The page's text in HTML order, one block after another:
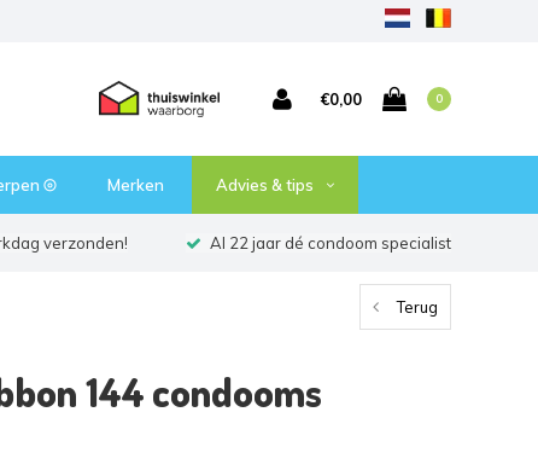
€0,00 0
⦾ Merken Advies & tips
verzonden! Al 22 jaar dé condoom specialist
Terug
144 condooms